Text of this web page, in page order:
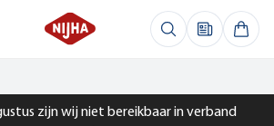
zijn wij niet bereikbaar in verband